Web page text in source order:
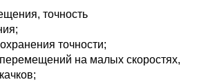
точность
точности;
на малых скоростях,